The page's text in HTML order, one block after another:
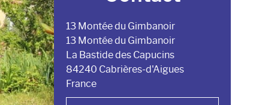
13 Montée du Gimbanoir
13 Montée du Gimbanoir
La Bastide des Capucins
84240 Cabrières-d'Aigues
France